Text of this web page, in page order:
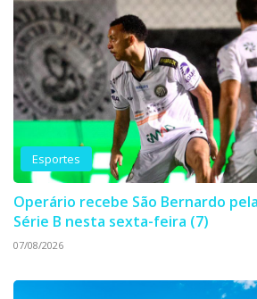
Esportes
Operário recebe São Bernardo
Série B nesta sexta-feira (7)
07/08/2026